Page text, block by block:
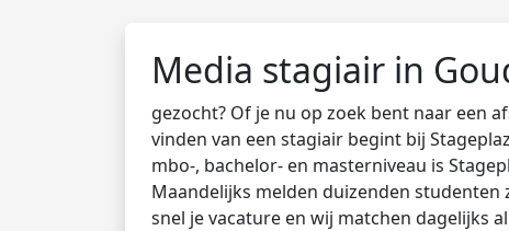
Media stagiair in
gezocht? Of je nu op zoek bent naar een
vinden van een stagiair begint bij
mbo-, bachelor- en masterniveau is
Maandelijks melden duizenden studenten
snel je vacature en wij matchen dagelijks